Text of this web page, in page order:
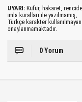
UYARI: Küfür, hakaret,
imla kuralları ile yazılmamış,
Türkçe karakter
onaylanmamaktadır.
0 Yorum